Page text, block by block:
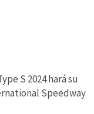
S 2024 hará su
Speedway